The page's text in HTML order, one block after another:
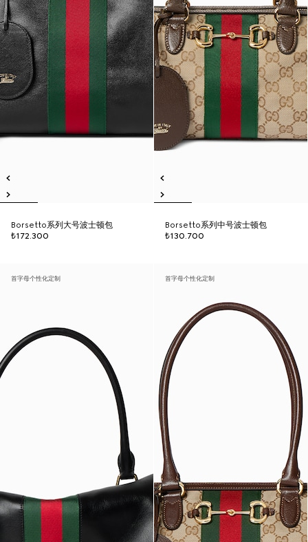
Borsetto系列大号波士顿包
₺172.300
Borsetto系列中号波士顿包
₺130.700
首字母个性化定制 首字母个性化定制